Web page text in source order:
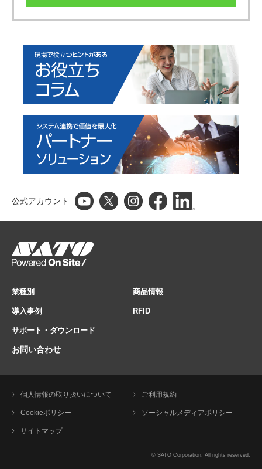
公式アカウント
業種別 商品情報
導入事例 RFID
サポート・ダウンロード
お問い合わせ
個人情報の取り扱いについて ご利用規約
Cookieポリシー ソーシャルメディアポリシー
サイトマップ
© SATO Corporation. All rights reserved.